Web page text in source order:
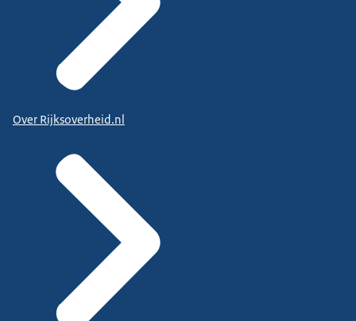
Over Rijksoverheid.nl